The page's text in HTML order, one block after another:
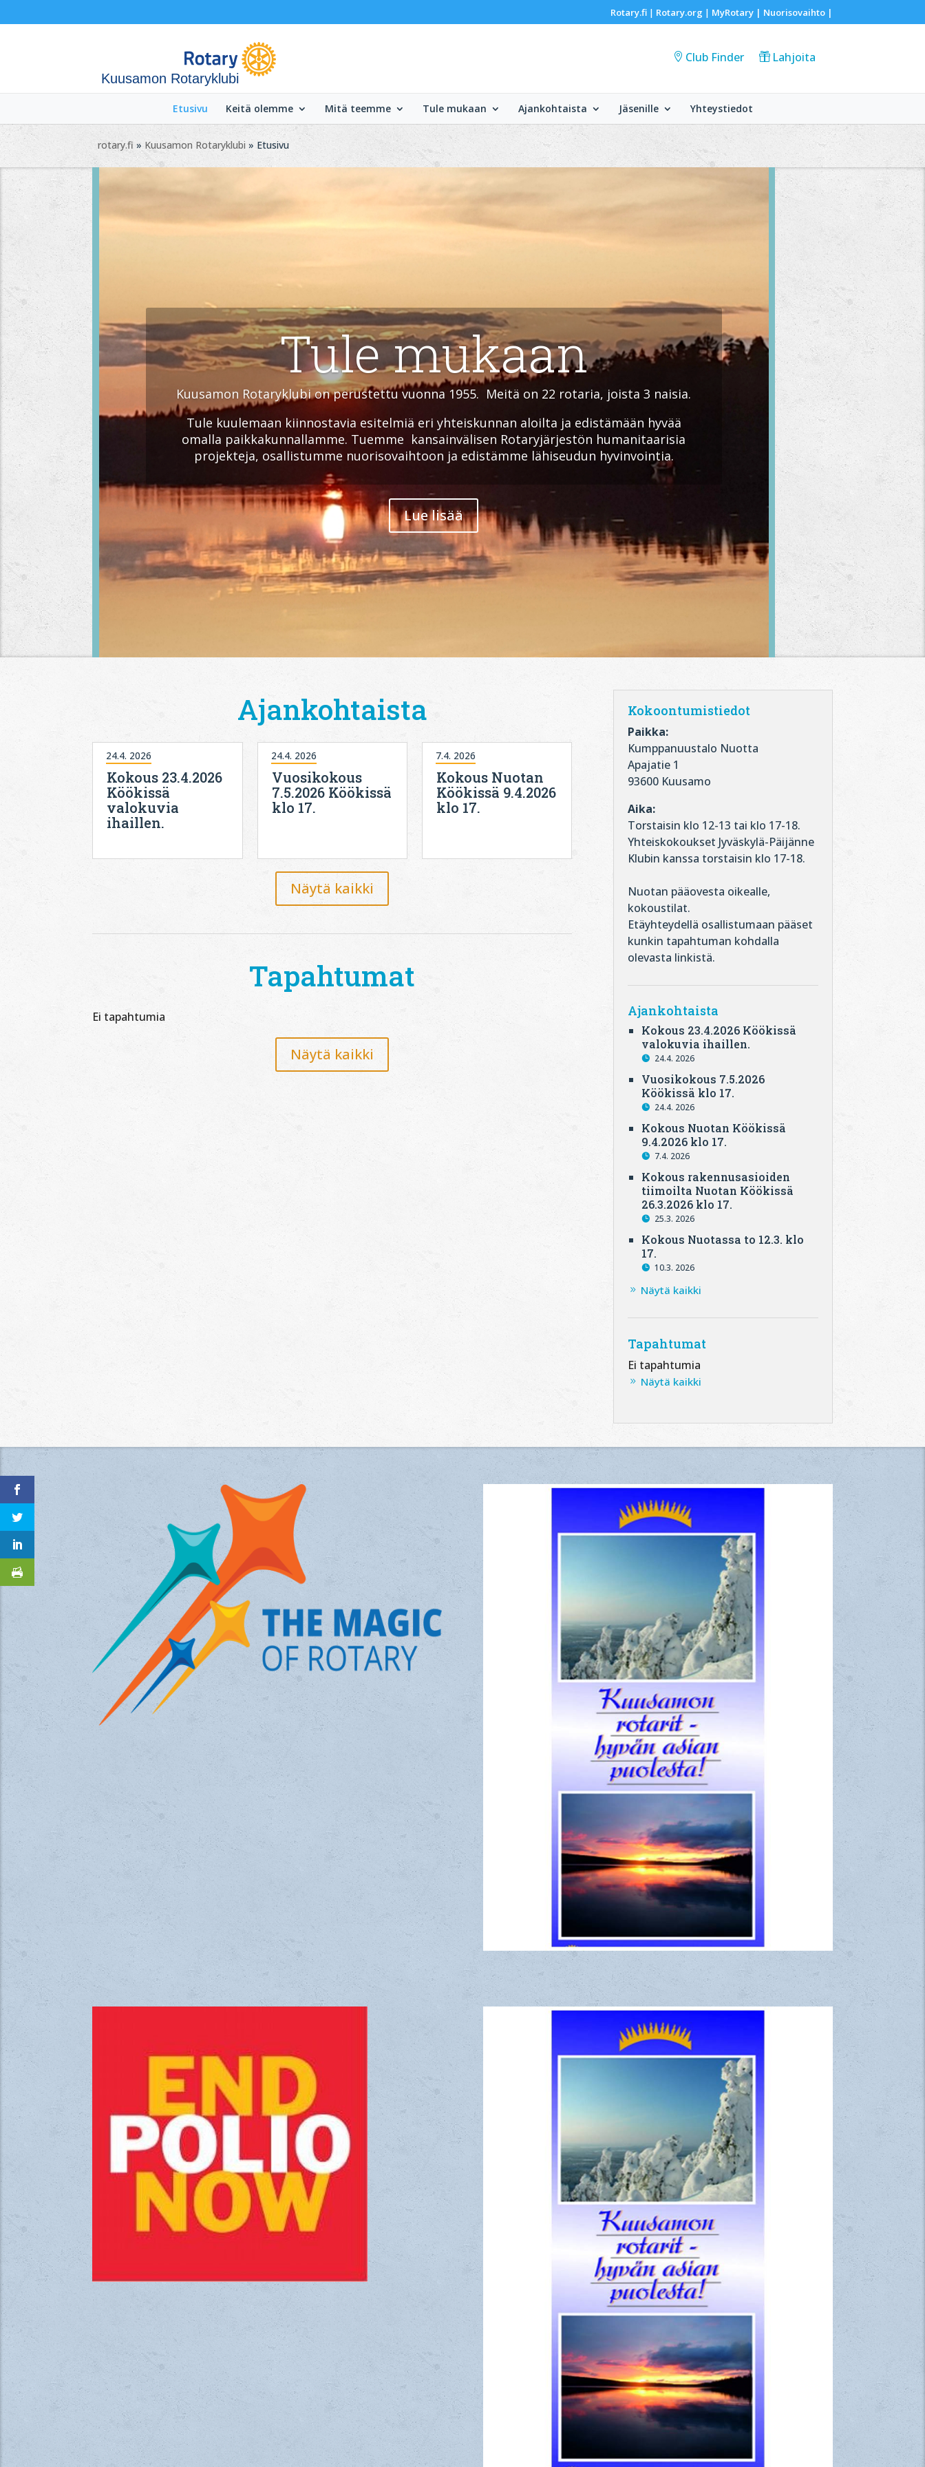
Rotary.fi| Rotary.org | MyRotary | Nuorisovaihto|
Kuusamon Rotaryklubi
Club Finder Lahjoita
Etusivu Keitä olemme Mitä teemme Tule mukaan Ajankohtaista Jäsenille Yhteystiedot
rotary.fi »Kuusamon Rotaryklubi » Etusivu
Tule mukaan
Kuusamon Rotaryklubi on perustettu vuonna 1955. Meitä on 22 rotaria, joista 3 naisia.
Tule kuulemaan kiinnostavia esitelmiä eri yhteiskunnan aloilta ja edistämään hyvää
omalla paikkakunnallamme. Tuemme kansainvälisen Rotaryjärjestön humanitaarisia
projekteja, osallistumme nuorisovaihtoon ja edistämme lähiseudun hyvinvointia.
Lue lisää
Ajankohtaista
Kokous 23.4.2026
Köökissä
valokuvia
ihaillen.
24.4. 2026
Vuosikokous
7.5.2026 Köökissä
klo 17.
24.4. 2026
Kokous Nuotan
Köökissä 9.4.2026
klo 17.
7.4. 2026
Näytä kaikki
Tapahtumat
Ei tapahtumia
Näytä kaikki
Kokoontumistiedot
Paikka:
Kumppanuustalo Nuotta
Apajatie 1
93600 Kuusamo
Aika:
Torstaisin klo 12-13 tai klo 17-18.
Yhteiskokoukset Jyväskylä-Päijänne
Klubin kanssa torstaisin klo 17-18.
Nuotan pääovesta oikealle,
kokoustilat.
Etäyhteydellä osallistumaan pääset
kunkin tapahtuman kohdalla
olevasta linkistä.
Ajankohtaista
Kokous 23.4.2026 Köökissä
valokuvia ihaillen.
24.4. 2026
Vuosikokous 7.5.2026
Köökissä klo 17.
24.4. 2026
Kokous Nuotan Köökissä
9.4.2026 klo 17.
7.4. 2026
Kokous rakennusasioiden
tiimoilta Nuotan Köökissä
26.3.2026 klo 17.
25.3. 2026
Kokous Nuotassa to 12.3. klo
17.
10.3. 2026
Näytä kaikki
Tapahtumat
Ei tapahtumia
Näytä kaikki